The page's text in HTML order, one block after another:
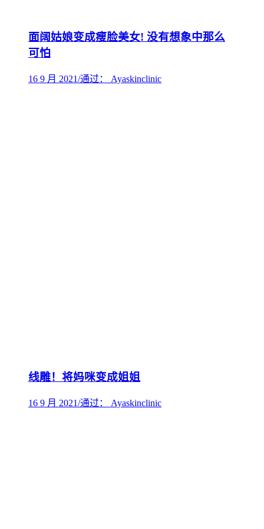
面阔姑娘变成瘦脸美女! 没有想象中那么
可怕
16 9 月 2021/通过： Ayaskinclinic
线雕！将妈咪变成姐姐
16 9 月 2021/通过： Ayaskinclinic